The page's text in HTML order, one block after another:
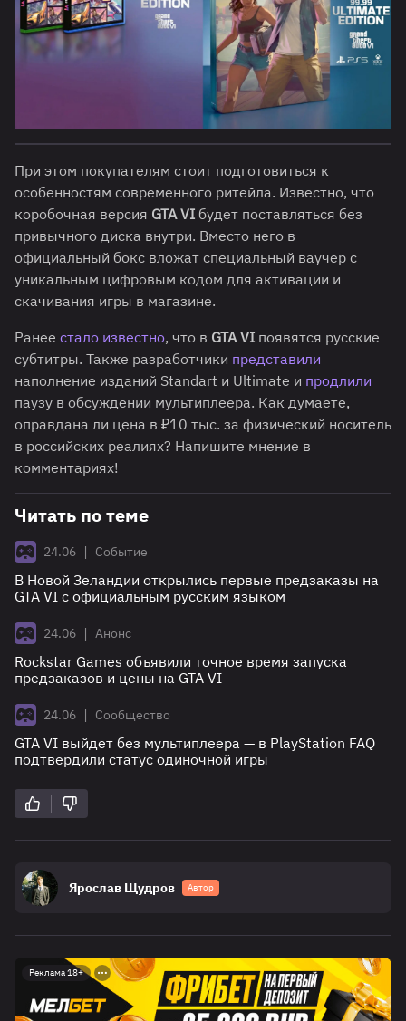
При этом покупателям стоит подготовиться к
особенностям современного ритейла. Известно, что
коробочная версия GTA VI будет поставляться без
привычного диска внутри. Вместо него в
официальный бокс вложат специальный ваучер с
уникальным цифровым кодом для активации и
скачивания игры в магазине.
Ранее стало известно, что в GTA VI появятся русские
субтитры. Также разработчики представили
наполнение изданий Standart и Ultimate и продлили
паузу в обсуждении мультиплеера. Как думаете,
оправдана ли цена в ₽10 тыс. за физический носитель
в российских реалиях? Напишите мнение в
комментариях!
Читать по теме
24.06 | Событие
В Новой Зеландии открылись первые предзаказы на
GTA VI с официальным русским языком
24.06 | Анонс
Rockstar Games объявили точное время запуска
предзаказов и цены на GTA VI
24.06 | Сообщество
GTA VI выйдет без мультиплеера — в PlayStation FAQ
подтвердили статус одиночной игры
Ярослав Щудров Автор
Реклама 18+